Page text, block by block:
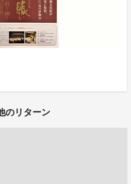
のリターン